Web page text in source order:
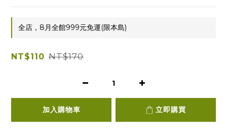
全店，8月全館999元免運(限本島)
NT$110 NT$170
加入購物車 立即購買